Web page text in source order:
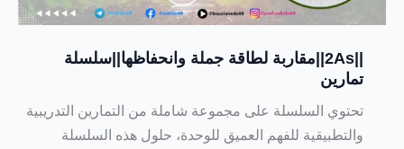
||2As||مقاربة لطاقة جملة وانحفاظها||سلسلة
تمارين
تحتوي السلسلة على مجموعة شاملة من التمارين التدريبية
والتطبيقية للفهم العميق للوحدة، حلول هذه السلسلة